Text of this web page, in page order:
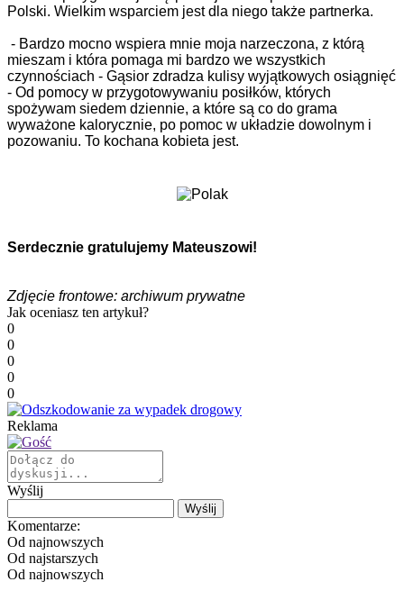
Polski. Wielkim wsparciem jest dla niego także partnerka.
- Bardzo mocno wspiera mnie moja narzeczona, z którą
mieszam i która pomaga mi bardzo we wszystkich
czynnościach - Gąsior zdradza kulisy wyjątkowych osiągnięć
- Od pomocy w przygotowywaniu posiłków, których
spożywam siedem dziennie, a które są co do grama
wyważone kalorycznie, po pomoc w układzie dowolnym i
pozowaniu. To kochana kobieta jest.
Serdecznie gratulujemy Mateuszowi!
Zdjęcie frontowe: archiwum prywatne
Jak oceniasz ten artykuł?
0
0
0
0
0
Reklama
Wyślij
Komentarze:
Od najnowszych
Od najstarszych
Od najnowszych